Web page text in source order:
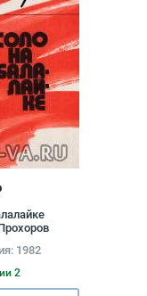
1982
2